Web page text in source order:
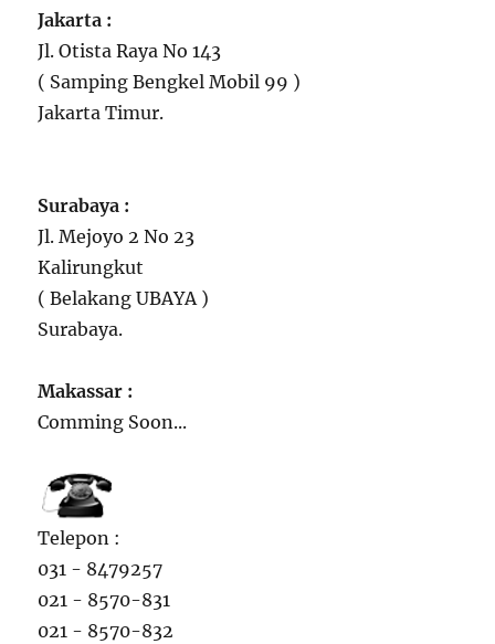
Jakarta :
Jl. Otista Raya No 143
( Samping Bengkel Mobil 99 )
Jakarta Timur.
Surabaya :
Jl. Mejoyo 2 No 23
Kalirungkut
( Belakang UBAYA )
Surabaya.
Makassar :
Comming Soon...
Telepon :
031 - 8479257
021 - 8570-831
021 - 8570-832